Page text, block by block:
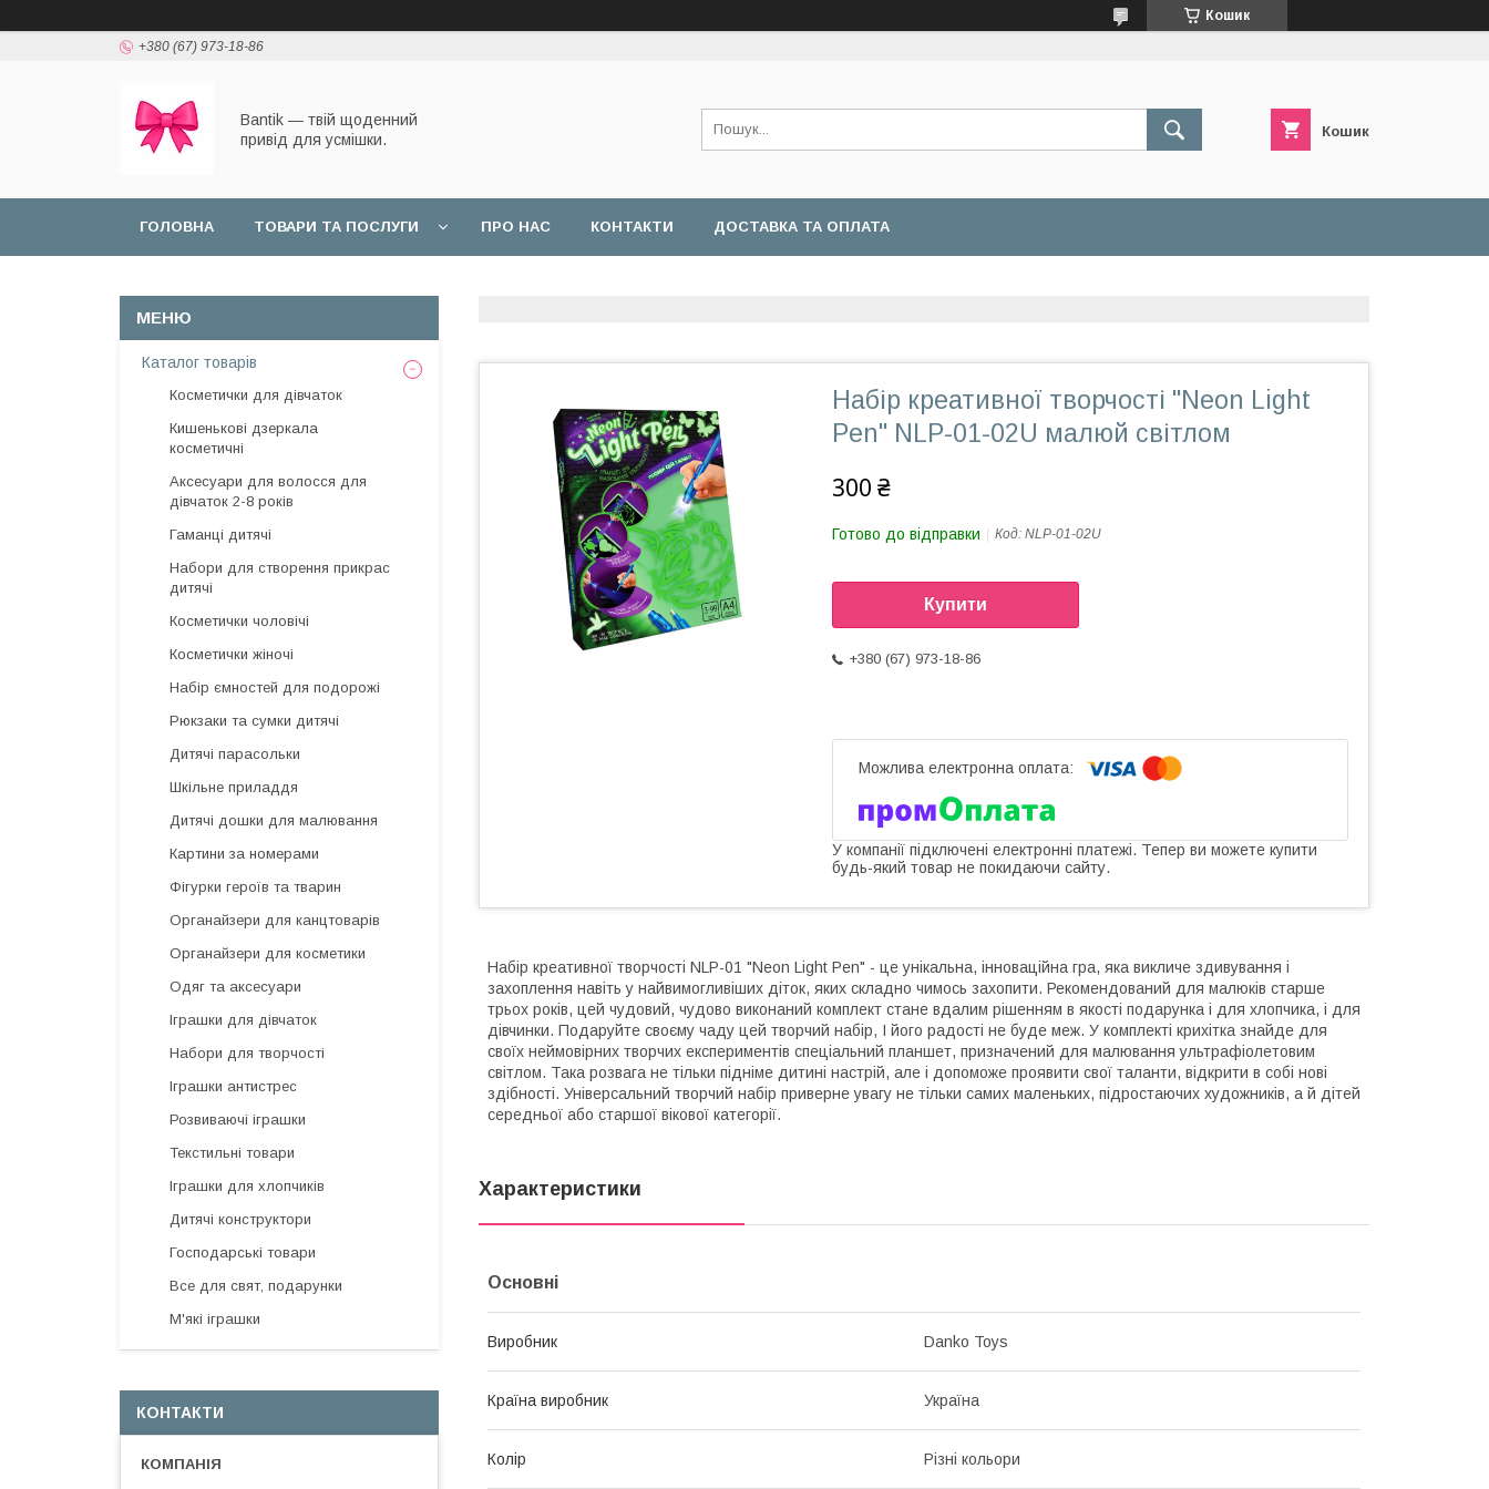
Кошик
+380 (67) 973-18-86
Bantik — твій щоденний
привід для усмішки.
Кошик
ГОЛОВНА ТОВАРИ ТА ПОСЛУГИ ПРО НАС КОНТАКТИ ДОСТАВКА ТА ОПЛАТА
Набір креативної творчості "Neon Light
Pen" NLP-01-02U малюй світлом
300 ₴
Готово до відправки Код: NLP-01-02U
Купити
+380 (67) 973-18-86
У компанії підключені електронні платежі. Тепер ви можете купити
будь-який товар не покидаючи сайту.
Набір креативної творчості NLP-01 "Neon Light Pen" - це унікальна, інноваційна гра, яка викличе здивування і
захоплення навіть у найвимогливіших діток, яких складно чимось захопити. Рекомендований для малюків старше
трьох років, цей чудовий, чудово виконаний комплект стане вдалим рішенням в якості подарунка і для хлопчика, і для
дівчинки. Подаруйте своєму чаду цей творчий набір, І його радості не буде меж. У комплекті крихітка знайде для
своїх неймовірних творчих експериментів спеціальний планшет, призначений для малювання ультрафіолетовим
світлом. Така розвага не тільки підніме дитині настрій, але і допоможе проявити свої таланти, відкрити в собі нові
здібності. Універсальний творчий набір приверне увагу не тільки самих маленьких, підростаючих художників, а й дітей
середньої або старшої вікової категорії.
Характеристики
Основні
Виробник Danko Toys
Країна виробник Україна
Колір Різні кольори
Каталог товарів
Косметички для дівчаток
Кишенькові дзеркала
косметичні
Аксесуари для волосся для
дівчаток 2-8 років
Гаманці дитячі
Набори для створення прикрас
дитячі
Косметички чоловічі
Косметички жіночі
Набір ємностей для подорожі
Рюкзаки та сумки дитячі
Дитячі парасольки
Шкільне приладдя
Дитячі дошки для малювання
Картини за номерами
Фігурки героїв та тварин
Органайзери для канцтоварів
Органайзери для косметики
Одяг та аксесуари
Іграшки для дівчаток
Набори для творчості
Іграшки антистрес
Розвиваючі іграшки
Текстильні товари
Іграшки для хлопчиків
Дитячі конструктори
Господарські товари
Все для свят, подарунки
М'які іграшки
КОНТАКТИ